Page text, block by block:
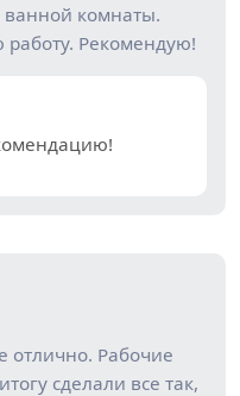
ванной комнаты.
Рекомендую!
отлично. Рабочие
сделали все так,